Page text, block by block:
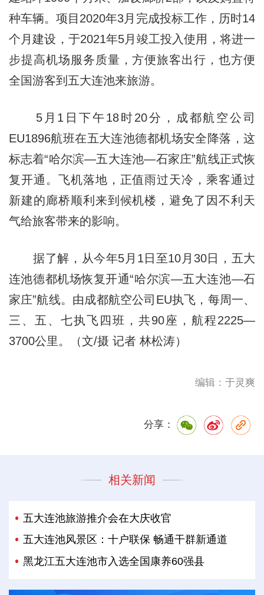
种车辆。项目2020年3月完成投标工作，历时14
个月建设，于2021年5月竣工投入使用，将进一
步提高机场服务质量，方便旅客出行，也方便
全国游客到五大连池来旅游。
5月1日下午18时20分，成都航空公司
EU1896航班在五大连池德都机场安全降落，这
标志着“哈尔滨—五大连池—石家庄”航线正式恢
复开通。飞机落地，正值雨过天冷，乘客通过
新建的廊桥顺利来到候机楼，避免了因不利天
气给旅客带来的影响。
据了解，从今年5月1日至10月30日，五大
连池德都机场恢复开通“哈尔滨—五大连池—石
家庄”航线。由成都航空公司EU执飞，每周一、
三、五、七执飞四班，共90座，航程2225—
3700公里。（文/摄 记者 林松涛）
编辑：于灵爽
分享：
相关新闻
五大连池旅游推介会在大庆收官
五大连池风景区：十户联保 畅通干群新通道
黑龙江五大连池市入选全国康养60强县